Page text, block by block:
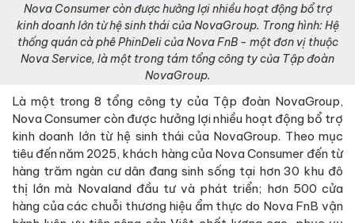
Nova Consumer còn được hưởng lợi nhiều hoạt động bổ trợ
kinh doanh lớn từ hệ sinh thái của NovaGroup. Trong hình: Hệ
thống quán cà phê PhinDeli của Nova FnB - một đơn vị thuộc
Nova Service, là một trong tám tổng công ty của Tập đoàn
NovaGroup.
Là một trong 8 tổng công ty của Tập đoàn NovaGroup,
Nova Consumer còn được hưởng lợi nhiều hoạt động bổ trợ
kinh doanh lớn từ hệ sinh thái của NovaGroup. Theo mục
tiêu đến năm 2025, khách hàng của Nova Consumer đến từ
hàng trăm ngàn cư dân đang sinh sống tại hơn 30 khu đô
thị lớn mà Novaland đầu tư và phát triển; hơn 500 cửa
hàng của các chuỗi thương hiệu ẩm thực do Nova FnB vận